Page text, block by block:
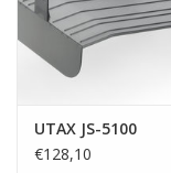
UTAX JS-5100
€128,10